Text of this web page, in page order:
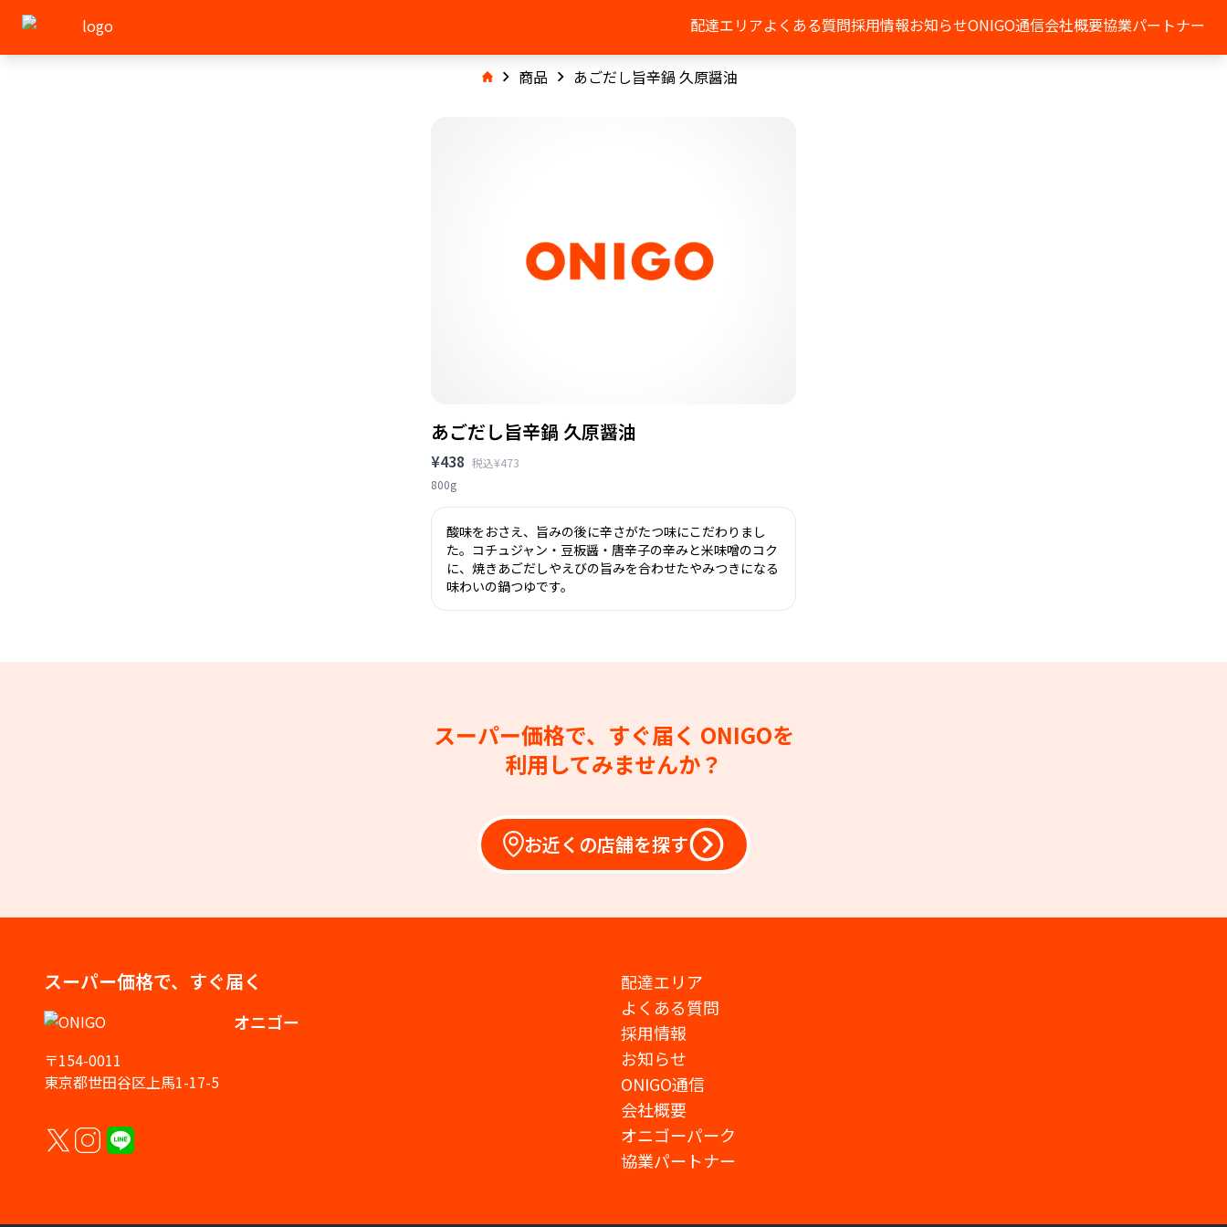
配達エリアよくある質問採用情報お知らせONIGO通信会社概要協業パートナー
商品 あごだし旨辛鍋 久原醤油
あごだし旨辛鍋 久原醤油
¥438 税込¥473
800g
酸味をおさえ、旨みの後に辛さがたつ味にこだわりまし
た。コチュジャン・豆板醤・唐辛子の辛みと米味噌のコク
に、焼きあごだしやえびの旨みを合わせたやみつきになる
味わいの鍋つゆです。
スーパー価格で、すぐ届く ONIGOを
利用してみませんか？
お近くの店舗を探す
スーパー価格で、すぐ届く
オニゴー
〒154-0011
東京都世田谷区上馬1-17-5
配達エリア
よくある質問
採用情報
お知らせ
ONIGO通信
会社概要
オニゴーパーク
協業パートナー